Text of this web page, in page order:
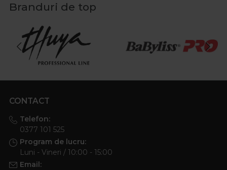
Branduri de top
CONTACT
Telefon:
0377 101 525
Program de lucru:
Luni - Vineri / 10:00 - 15:00
Email: